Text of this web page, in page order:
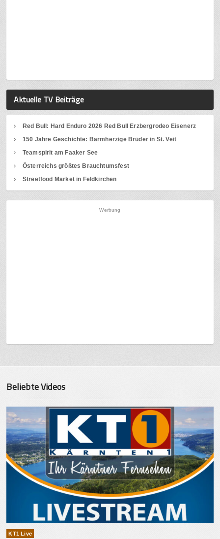
Aktuelle TV Beiträge
Red Bull: Hard Enduro 2026 Red Bull Erzbergrodeo Eisenerz
150 Jahre Geschichte: Barmherzige Brüder in St. Veit
Teamspirit am Faaker See
Österreichs größtes Brauchtumsfest
Streetfood Market in Feldkirchen
Werbung
Beliebte Videos
KT1 Live